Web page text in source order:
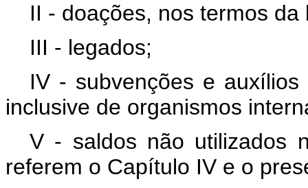
II - doações, nos termos
III - legados;
IV - subvenções e
inclusive de organismos
V - saldos não utilizados
referem o Capítulo IV e o